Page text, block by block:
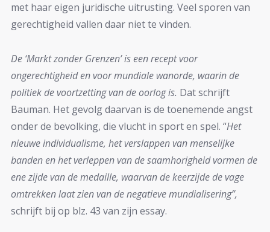
met haar eigen juridische uitrusting. Veel sporen van
gerechtigheid vallen daar niet te vinden.
De ‘Markt zonder Grenzen’ is een recept voor
ongerechtigheid en voor mundiale wanorde, waarin de
politiek de voortzetting van de oorlog is. Dat schrijft
Bauman. Het gevolg daarvan is de toenemende angst
onder de bevolking, die vlucht in sport en spel. “Het
nieuwe individualisme, het verslappen van menselijke
banden en het verleppen van de saamhorigheid vormen de
ene zijde van de medaille, waarvan de keerzijde de vage
omtrekken laat zien van de negatieve mundialisering”,
schrijft bij op blz. 43 van zijn essay.